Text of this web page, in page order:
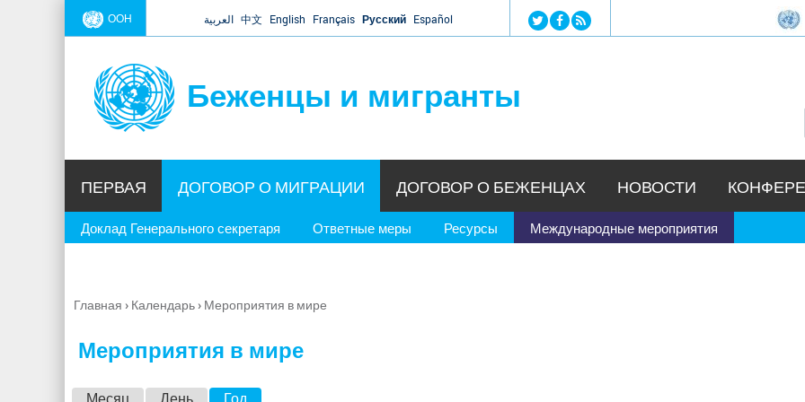
Jump to navigation
ООН العربية 中文 English Français Русский Español
Беженцы и мигранты
ПЕРВАЯ ДОГОВОР О МИГРАЦИИ
Доклад Генерального секретаря Ответные меры Ресурсы Международные мероприятия
ДОГОВОР О БЕЖЕНЦАХ НОВОСТИ
Вы
Главная › Календарь› Мероприятия в мире
Мероприятия в мире